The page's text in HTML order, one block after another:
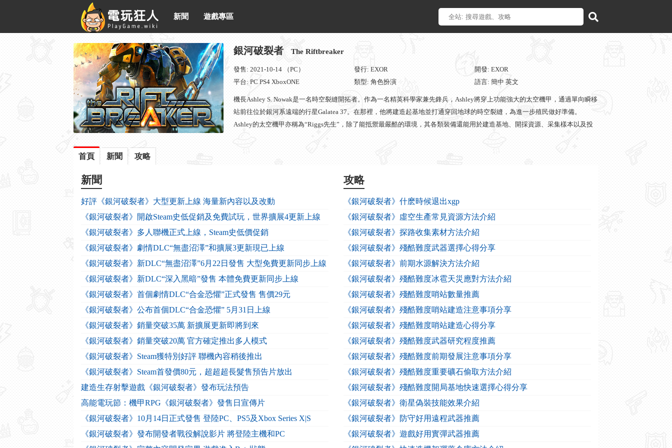
新聞 遊戲專區
銀河破裂者 The Riftbreaker
發售: 2021-10-14 （PC） 發行: EXOR
開發: EXOR
平台: PC PS4 XboxONE
類型: 角色扮演 語言: 簡中 英文
機長Ashley S. Nowak是一名時空裂縫開拓者。作為一名精英科學家兼先鋒兵，Ashley將穿上功能強大的太空機甲，通過單向瞬移
站前往位於銀河系遠端的行星Galatea 37。在那裡，他將建造起基地並打通穿回地球的時空裂縫，為進一步殖民做好準備。
Ashley的太空機甲亦稱為“Riggs先生”，除了能抵禦最嚴酷的環境，其各類裝備還能用於建造基地、開採資源、采集樣本以及投
首頁 新聞 攻略
新聞
好評《銀河破裂者》大型更新上線 海量新內容以及改動
《銀河破裂者》開啟Steam史低促銷及免費試玩，世界擴展4更新上線
《銀河破裂者》多人聯機正式上線，Steam史低價促銷
《銀河破裂者》劇情DLC“無盡沼澤”和擴展3更新現已上線
《銀河破裂者》新DLC“無盡沼澤”6月22日發售 大型免費更新同步上線
《銀河破裂者》新DLC“深入黑暗”發售 本體免費更新同步上線
《銀河破裂者》首個劇情DLC“合金恐懼”正式發售 售價29元
《銀河破裂者》公布首個DLC“合金恐懼” 5月31日上線
《銀河破裂者》銷量突破35萬 新擴展更新即將到來
《銀河破裂者》銷量突破20萬 官方確定推出多人模式
《銀河破裂者》Steam獲特別好評 聯機內容稍後推出
《銀河破裂者》Steam首發價80元，超超超長髮售預告片放出
建造生存射擊遊戲《銀河破裂者》發布玩法預告
高能電玩節：機甲RPG《銀河破裂者》發售日宣傳片
《銀河破裂者》10月14日正式發售 登陸PC、PS5及Xbox Series X|S
《銀河破裂者》發布開發者戰役解說影片 將登陸主機和PC
攻略
《銀河破裂者》什麽時候退出xgp
《銀河破裂者》虛空生產常見資源方法介紹
《銀河破裂者》探路收集素材方法介紹
《銀河破裂者》殘酷難度武器選擇心得分享
《銀河破裂者》前期水源解決方法介紹
《銀河破裂者》殘酷難度冰雹天災應對方法介紹
《銀河破裂者》殘酷難度哨站數量推薦
《銀河破裂者》殘酷難度哨站建造注意事項分享
《銀河破裂者》殘酷難度哨站建造心得分享
《銀河破裂者》殘酷難度武器研究程度推薦
《銀河破裂者》殘酷難度前期發展注意事項分享
《銀河破裂者》殘酷難度重要礦石偷取方法介紹
《銀河破裂者》殘酷難度開局基地快速選擇心得分享
《銀河破裂者》衛星偽裝技能效果介紹
《銀河破裂者》防守好用遠程武器推薦
《銀河破裂者》遊戲好用實彈武器推薦